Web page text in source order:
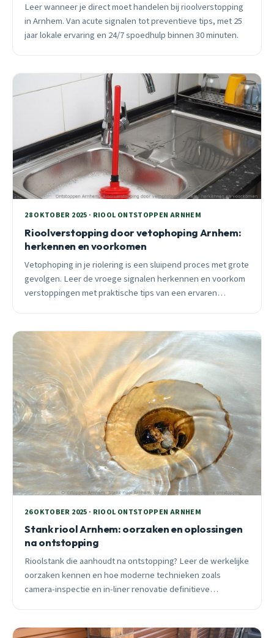
Leer wanneer je direct moet handelen bij rioolverstopping
in Arnhem. Van acute signalen tot preventieve tips, met 25
jaar lokale ervaring en 24/7 spoedhulp binnen 30 minuten.
28 OKTOBER 2025 · RIOOL ONTSTOPPEN ARNHEM
Rioolverstopping door vetophoping Arnhem:
herkennen en voorkomen
Vetophoping in je riolering is een sluipend proces met grote
gevolgen. Leer de vroege signalen herkennen en voorkom
verstoppingen met praktische tips van een ervaren
26 OKTOBER 2025 · RIOOL ONTSTOPPEN ARNHEM
Stank riool Arnhem: oorzaken en oplossingen
na ontstopping
Rioolstank die aanhoudt na ontstopping? Leer de werkelijke
oorzaken kennen en hoe moderne technieken zoals
camera-inspectie en in-liner renovatie definitieve